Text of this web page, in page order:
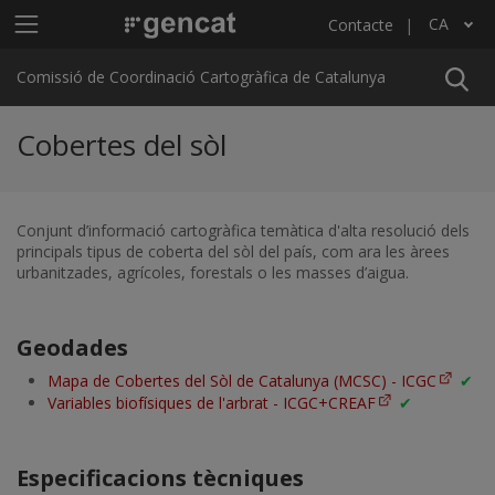
Menú principal C4 Contacte CA
Llista les accions addicionals
Comissió de Coordinació Cartogràfica de Catalunya
Cobertes del sòl
Conjunt d’informació cartogràfica temàtica d'alta resolució dels
principals tipus de coberta del sòl del país, com ara les àrees
urbanitzades, agrícoles, forestals o les masses d’aigua.
Geodades
Mapa de Cobertes del Sòl de Catalunya (MCSC) - ICGC
✔
Variables biofísiques de l'arbrat - ICGC+CREAF
✔
Especificacions tècniques